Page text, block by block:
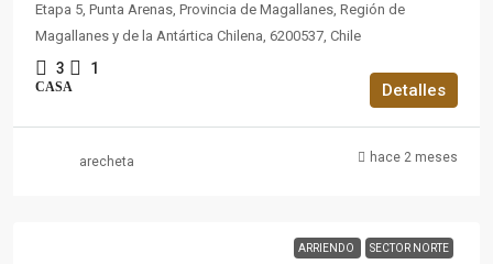
Etapa 5, Punta Arenas, Provincia de Magallanes, Región de
Magallanes y de la Antártica Chilena, 6200537, Chile
3 1
CASA Detalles
arecheta hace 2 meses
ARRIENDO SECTOR NORTE